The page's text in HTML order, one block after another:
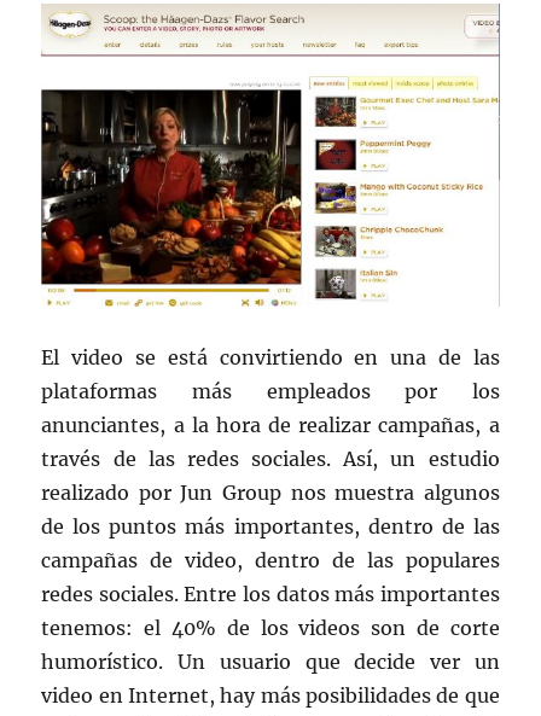
El video se está convirtiendo en una de las
plataformas más empleados por los
anunciantes, a la hora de realizar campañas, a
través de las redes sociales. Así, un estudio
realizado por Jun Group nos muestra algunos
de los puntos más importantes, dentro de las
campañas de video, dentro de las populares
redes sociales. Entre los datos más importantes
tenemos: el 40% de los videos son de corte
humorístico. Un usuario que decide ver un
video en Internet, hay más posibilidades de que